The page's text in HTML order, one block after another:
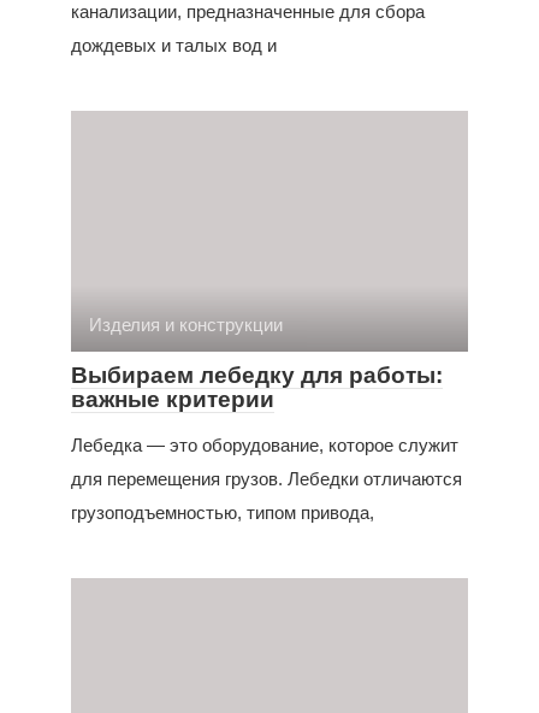
канализации, предназначенные для сбора
дождевых и талых вод и
Изделия и конструкции
Выбираем лебедку для работы:
важные критерии
Лебедка — это оборудование, которое служит
для перемещения грузов. Лебедки отличаются
грузоподъемностью, типом привода,